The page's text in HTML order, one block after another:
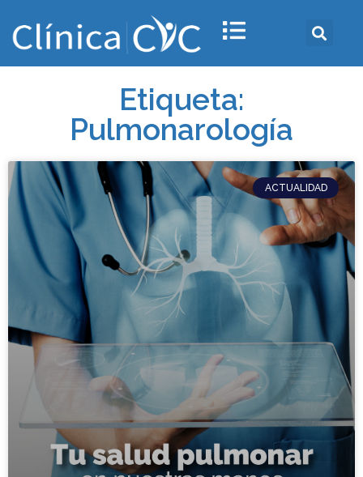
Etiqueta:
Pulmonarología
ACTUALIDAD